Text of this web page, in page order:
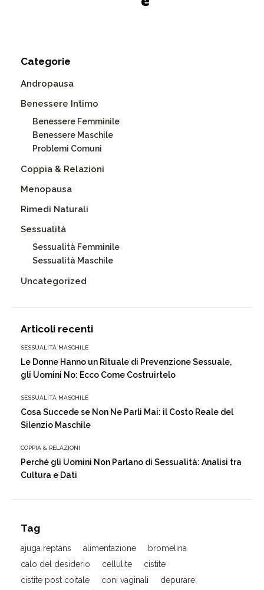
Categorie
Andropausa
Benessere Intimo
Benessere Femminile
Benessere Maschile
Problemi Comuni
Coppia & Relazioni
Menopausa
Rimedi Naturali
Sessualità
Sessualità Femminile
Sessualità Maschile
Uncategorized
Articoli recenti
SESSUALITÀ MASCHILE
Le Donne Hanno un Rituale di Prevenzione Sessuale,
gli Uomini No: Ecco Come Costruirtelo
SESSUALITÀ MASCHILE
Cosa Succede se Non Ne Parli Mai: il Costo Reale del
Silenzio Maschile
COPPIA & RELAZIONI
Perché gli Uomini Non Parlano di Sessualità: Analisi tra
Cultura e Dati
Tag
ajuga reptans alimentazione
bromelina
calo del desiderio
cellulite
cistite
cistite post coitale
coni vaginali
depurare